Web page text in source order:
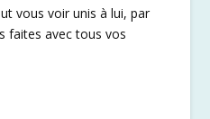
vous voir unis à lui, par
faites avec tous vos